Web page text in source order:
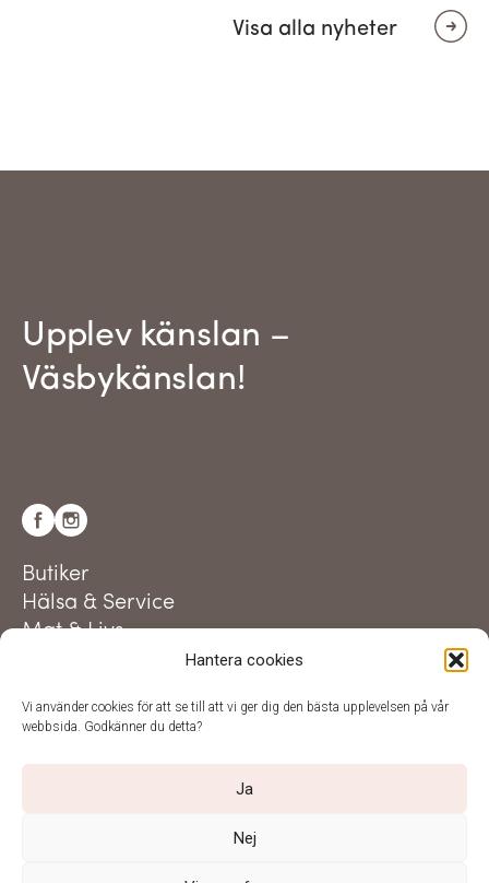
Hantera cookies
Vi använder cookies för att se till att vi ger dig den bästa upplevelsen på vår
webbsida. Godkänner du detta?
Ja
Nej
Visa alla nyheter
Upplev känslan –
Väsbykänslan!
Butiker
Hälsa & Service
Mat & Livs
Besöksinformation
Trivselregler